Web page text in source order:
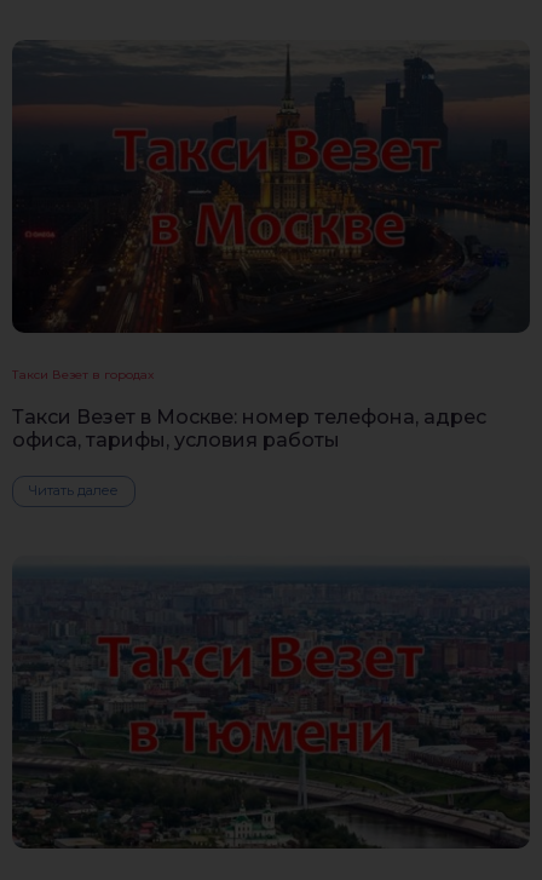
Такси Везет в городах
Такси Везет в Москве: номер телефона, адрес
офиса, тарифы, условия работы
Читать далее